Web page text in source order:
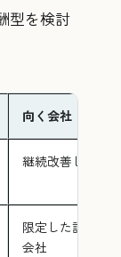
型を検討
向く会社
継続改善したい
限定した語句を
会社